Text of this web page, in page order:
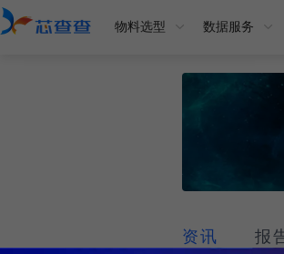
物料选型 数据服务
资讯 报